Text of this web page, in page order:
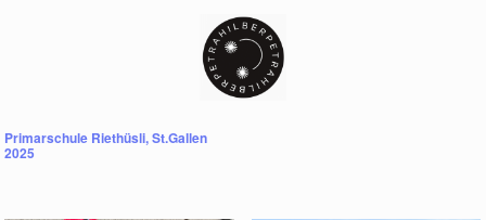
Primarschule Riethüsli, St.Gallen
2025